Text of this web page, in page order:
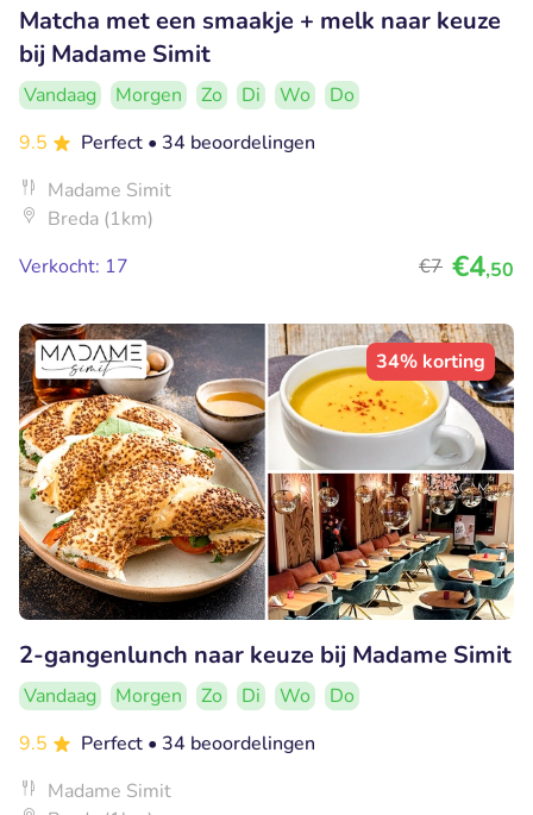
Matcha met een smaakje + melk naar keuze
bij Madame Simit
Vandaag Morgen Zo Di Wo
Do
9.5
Perfect • 34 beoordelingen
Madame Simit
Breda (1km)
Verkocht: 17
€7 €4,50
34% korting
2-gangenlunch naar keuze bij Madame Simit
Vandaag Morgen Zo Di Wo
Do
9.5
Perfect • 34 beoordelingen
Madame Simit